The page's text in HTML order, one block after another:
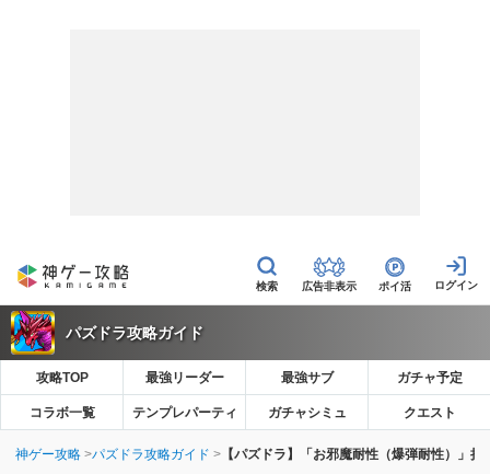
広告非表示 ポイ活
パズドラ攻略ガイド
攻略TOP 最強リーダー 最強サブ ガチャ予定
コラボ一覧 テンプレパーティ ガチャシミュ クエスト
神ゲー攻略 パズドラ攻略ガイド 【パズドラ】「お邪魔耐性（爆弾耐性）」